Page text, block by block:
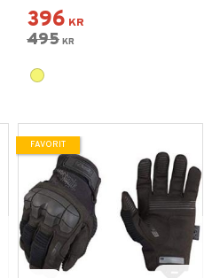
396 KR
495 KR
FAVORIT